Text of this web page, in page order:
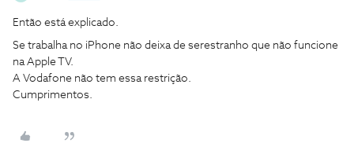
Então está explicado.
Se trabalha no iPhone não deixa de serestranho que não funcione
na Apple TV.
A Vodafone não tem essa restrição.
Cumprimentos.